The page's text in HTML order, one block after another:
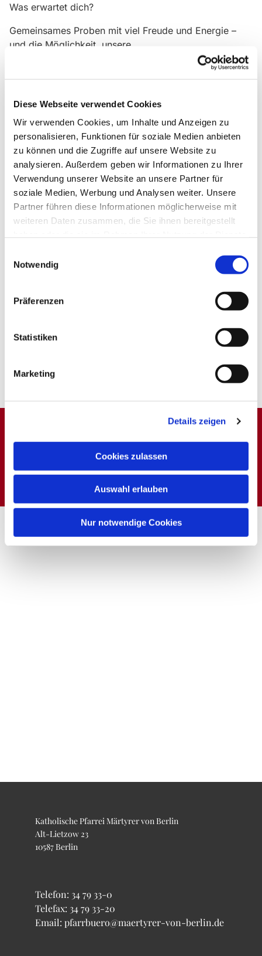
Diese Webseite verwendet Cookies
Wir verwenden Cookies, um Inhalte und Anzeigen zu
personalisieren, Funktionen für soziale Medien anbieten
zu können und die Zugriffe auf unsere Website zu
analysieren. Außerdem geben wir Informationen zu Ihrer
Verwendung unserer Website an unsere Partner für
soziale Medien, Werbung und Analysen weiter. Unsere
Partner führen diese Informationen möglicherweise mit
weiteren Daten zusammen, die Sie ihnen bereitgestellt
Notwendig
Präferenzen
Statistiken
Marketing
Details zeigen
Cookies zulassen
Auswahl erlauben
Nur notwendige Cookies
Was erwartet dich?
Gemeinsames Proben mit viel Freude und Energie –
und die Möglichkeit, unsere
Stücke auf die Bühne zu bringen. Du brauchst keine
Vorerfahrung!
Ob du schon Theater gespielt hast oder einfach etwas
Neues ausprobieren
möchtest:
Bei uns bist du herzlich willkommen!
Dies könnte Sie auch
interessieren
Katholische Pfarrei Märtyrer von Berlin
Alt-Lietzow 23
10587 Berlin
Telefon: 34 79 33-0
Telefax: 34 79 33-20
Email: pfarrbuero@maertyrer-von-berlin.de